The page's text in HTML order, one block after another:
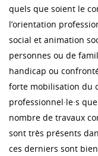
quels que soient le
l’orientation
social et animation
personnes ou de
handicap ou
forte mobilisation du
professionnel·le·s
nombre de travaux
sont très présents
ces derniers sont